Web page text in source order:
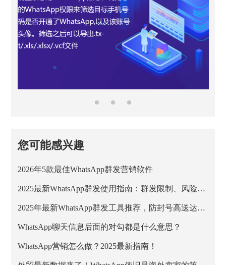
您可能感兴趣
2026年5款最佳WhatsApp群发营销软件
2025最新WhatsApp群发使用指南：群发限制、风险与安全方案解析
2025年最新WhatsApp群发工具推荐，防封号高送达率方案
WhatsApp聊天信息后面的对勾都是什么意思？
WhatsApp营销怎么做？2025最新指南！